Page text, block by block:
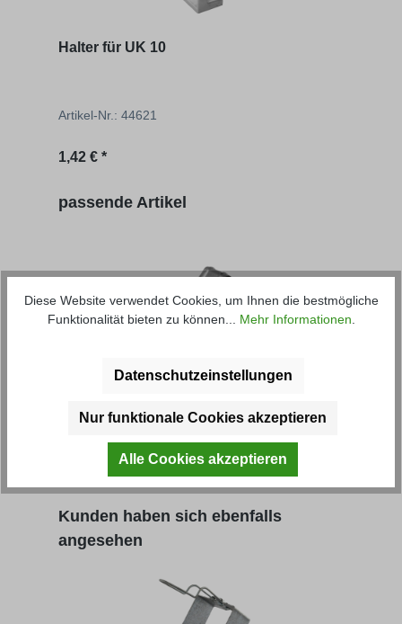
Halter für UK 10
Artikel-Nr.: 44621
Regulärer Preis:
1,42 € *
Produktgalerie überspringen
passende Artikel
Produktgalerie überspringen
Kunden haben sich ebenfalls
angesehen
Diese Website verwendet Cookies, um Ihnen die bestmögliche
Funktionalität bieten zu können... Mehr Informationen.
Datenschutzeinstellungen
Nur funktionale Cookies akzeptieren
Alle Cookies akzeptieren